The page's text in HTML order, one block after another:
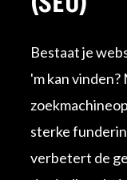
Bestaat je
'm kan vinden?
sterke
verbetert de